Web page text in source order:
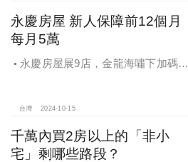
永慶房屋 新人保障前12個月
每月5萬
永慶房屋展9店，金龍海嘯下加碼員
福感，看得到更領得到！業務新人保
台灣 2024-10-15
千萬內買2房以上的「非小
宅」剩哪些路段？